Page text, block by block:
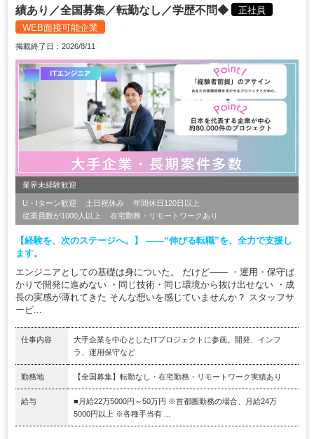
績あり／全国募集／転勤なし／学歴不問◆
正社員
WEB面接可能企業
掲載終了日：2026/8/11
業界未経験歓迎
U・Iターン歓迎 土日祝休み
年間休日120日以上
従業員数が1000人以上
在宅勤務・リモートワークあり
【経験を、次のステージへ。】 ――“伸びる転職”を、全力で支援し
ます。
エンジニアとしての基礎は身についた。 だけど―― ・運用・保守ば
かりで開発に進めない ・同じ技術・同じ環境から抜け出せない ・成
長の実感が薄れてきた そんな想いを感じていませんか？ スタッフサ
ービ...
仕事内容
大手企業を中心としたITプロジェクトに参画。開発、インフ
ラ、運用保守など
勤務地 【全国募集】転勤なし・在宅勤務・リモートワーク実績あり
給与
■月給22万5000円～50万円 ※首都圏勤務の場合、月給24万
5000円以上 ※各種手当有 ...